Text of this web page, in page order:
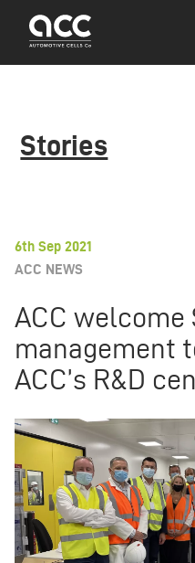
main
Stories
6th Sep 2021
ACC NEWS
ACC welcome
management
ACC’s R&D